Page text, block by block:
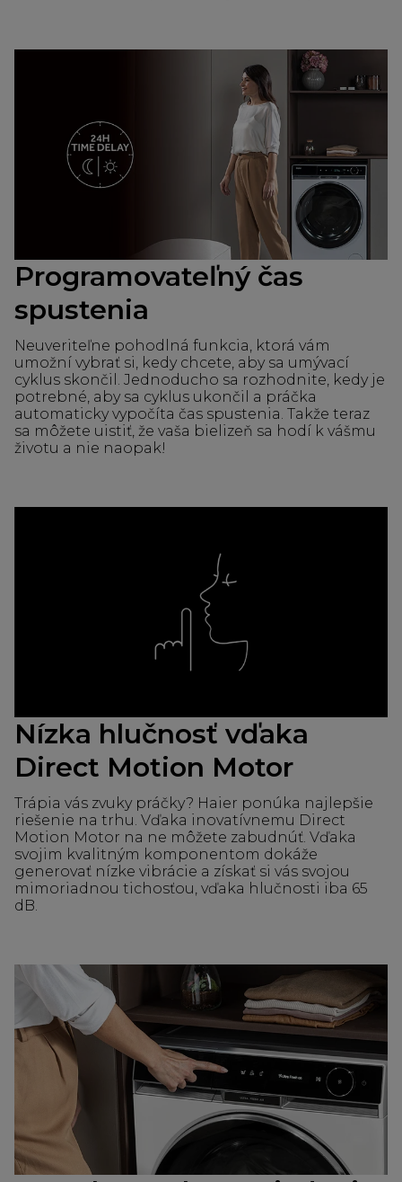
Programovateľný čas
spustenia
Neuveriteľne pohodlná funkcia, ktorá vám
umožní vybrať si, kedy chcete, aby sa umývací
cyklus skončil. Jednoducho sa rozhodnite, kedy je
potrebné, aby sa cyklus ukončil a práčka
automaticky vypočíta čas spustenia. Takže teraz
sa môžete uistiť, že vaša bielizeň sa hodí k vášmu
životu a nie naopak!
Nízka hlučnosť vďaka
Direct Motion Motor
Trápia vás zvuky práčky? Haier ponúka najlepšie
riešenie na trhu. Vďaka inovatívnemu Direct
Motion Motor na ne môžete zabudnúť. Vďaka
svojim kvalitným komponentom dokáže
generovať nízke vibrácie a získať si vás svojou
mimoriadnou tichosťou, vďaka hlučnosti iba 65
dB.